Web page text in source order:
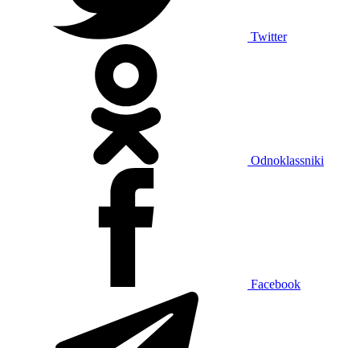
Twitter
Odnoklassniki
Facebook